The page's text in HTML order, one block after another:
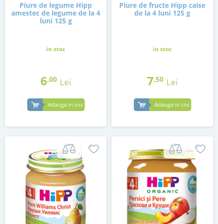
Piure de legume Hipp
amestec de legume de la 4
luni 125 g
in stoc
6,00 Lei
Adauga in cos
Piure de fructe Hipp caise
de la 4 luni 125 g
in stoc
7,50 Lei
Adauga in cos